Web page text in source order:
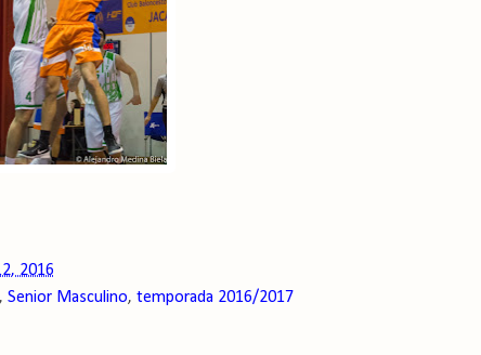
2016
, Senior Masculino, temporada 2016/2017